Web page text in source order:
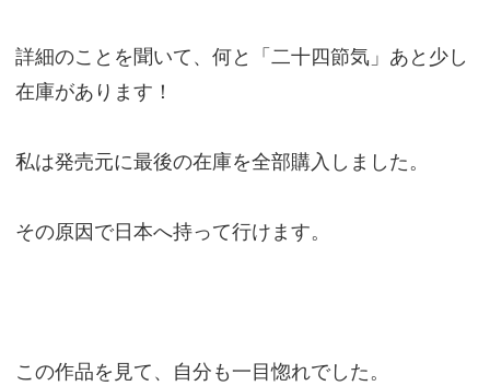
詳細のことを聞いて、何と「二十四節気」あと少し
在庫があります！
私は発売元に最後の在庫を全部購入しました。
その原因で日本へ持って行けます。
この作品を見て、自分も一目惚れでした。